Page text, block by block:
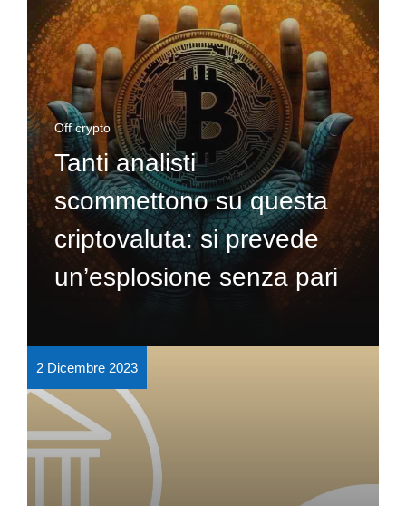
Off crypto
Tanti analisti
scommettono su questa
criptovaluta: si prevede
un’esplosione senza pari
2 Dicembre 2023